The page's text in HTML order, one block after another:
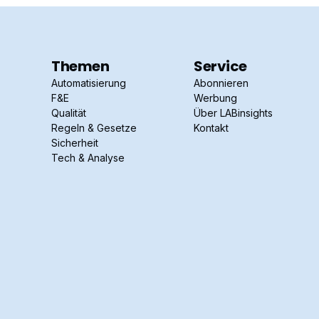
Themen
Automatisierung
F&E
Qualität
Regeln & Gesetze
Sicherheit
Tech & Analyse
Service
Abonnieren
Werbung
Über LABinsights
Kontakt